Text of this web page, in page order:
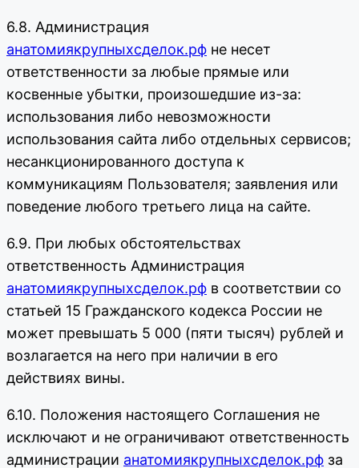
6.8. Администрация
анатомиякрупныхсделок.рф не несет
ответственности за любые прямые или
косвенные убытки, произошедшие из-за:
использования либо невозможности
использования сайта либо отдельных сервисов;
несанкционированного доступа к
коммуникациям Пользователя; заявления или
поведение любого третьего лица на сайте.
6.9. При любых обстоятельствах
ответственность Администрация
анатомиякрупныхсделок.рф в соответствии со
статьей 15 Гражданского кодекса России не
может превышать 5 000 (пяти тысяч) рублей и
возлагается на него при наличии в его
действиях вины.
6.10. Положения настоящего Соглашения не
исключают и не ограничивают ответственность
администрации анатомиякрупныхсделок.рф за